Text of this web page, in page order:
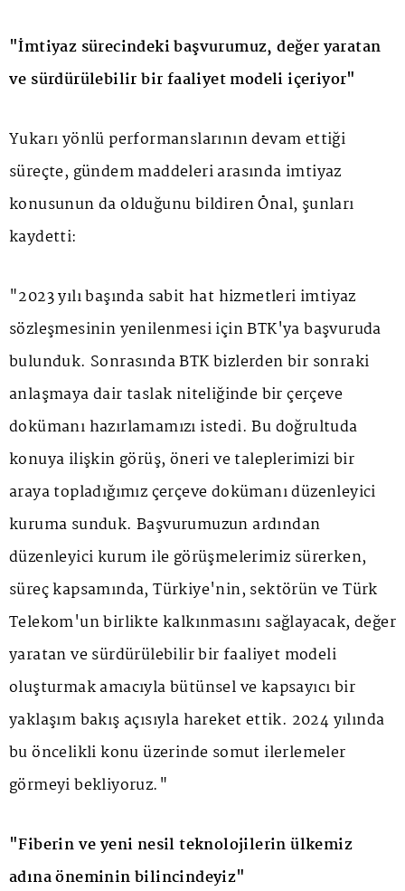
"İmtiyaz sürecindeki başvurumuz, değer yaratan
ve sürdürülebilir bir faaliyet modeli içeriyor"
Yukarı yönlü performanslarının devam ettiği
süreçte, gündem maddeleri arasında imtiyaz
konusunun da olduğunu bildiren Önal, şunları
kaydetti:
"2023 yılı başında sabit hat hizmetleri imtiyaz
sözleşmesinin yenilenmesi için BTK'ya başvuruda
bulunduk. Sonrasında BTK bizlerden bir sonraki
anlaşmaya dair taslak niteliğinde bir çerçeve
dokümanı hazırlamamızı istedi. Bu doğrultuda
konuya ilişkin görüş, öneri ve taleplerimizi bir
araya topladığımız çerçeve dokümanı düzenleyici
kuruma sunduk. Başvurumuzun ardından
düzenleyici kurum ile görüşmelerimiz sürerken,
süreç kapsamında, Türkiye'nin, sektörün ve Türk
Telekom'un birlikte kalkınmasını sağlayacak, değer
yaratan ve sürdürülebilir bir faaliyet modeli
oluşturmak amacıyla bütünsel ve kapsayıcı bir
yaklaşım bakış açısıyla hareket ettik. 2024 yılında
bu öncelikli konu üzerinde somut ilerlemeler
görmeyi bekliyoruz."
"Fiberin ve yeni nesil teknolojilerin ülkemiz
adına öneminin bilincindeyiz"